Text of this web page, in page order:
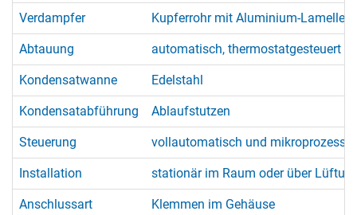
Verdampfer Kupferrohr mit Aluminium-Lamellen
Abtauung automatisch, thermostatgesteuert
Kondensatwanne Edelstahl
Kondensatabführung Ablaufstutzen
Steuerung vollautomatisch und
Installation stationär im Raum oder über
Anschlussart Klemmen im Gehäuse